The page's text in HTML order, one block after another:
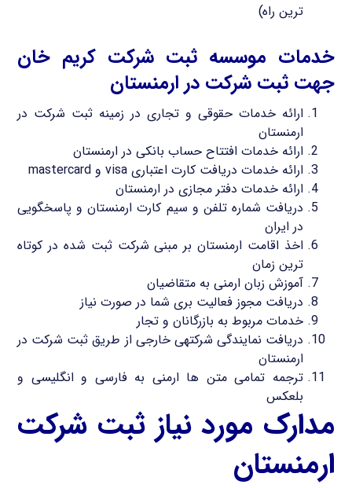
ترین راه)
خدمات موسسه ثبت شرکت کریم خان
جهت ثبت شرکت در ارمنستان
ارائه خدمات حقوقی و تجاری در زمینه ثبت شرکت در
ارمنستان
ارائه خدمات افتتاح حساب بانکی در ارمنستان
ارائه خدمات دریافت کارت اعتباری visa و mastercard
ارائه خدمات دفتر مجازی در ارمنستان
دریافت شماره تلفن و سیم کارت ارمنستان و پاسخگویی
در ایران
اخذ اقامت ارمنستان بر مبنی شرکت ثبت شده در کوتاه
ترین زمان
آموزش زبان ارمنی به متقاضیان
دریافت مجوز فعالیت بری شما در صورت نیاز
خدمات مربوط به بازرگانان و تجار
دریافت نمایندگی شرکتهی خارجی از طریق ثبت شرکت در
ارمنستان
ترجمه تمامی متن ها ارمنی به فارسی و انگلیسی و
بلعکس
مدارک مورد نیاز ثبت شرکت
ارمنستان